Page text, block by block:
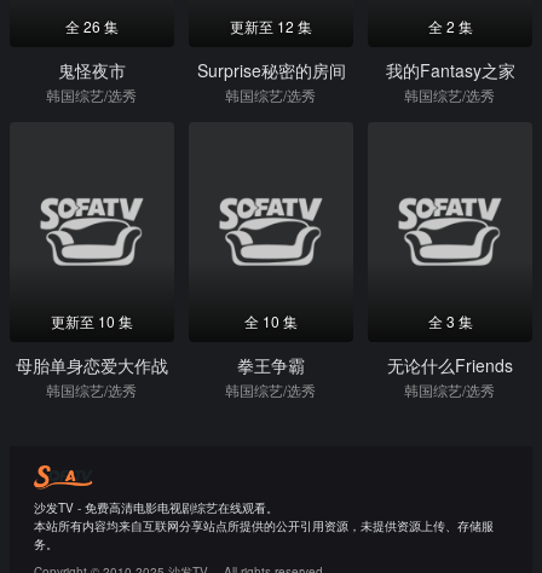
全 26 集
鬼怪夜市
韩国综艺/选秀
更新至 12 集
Surprise秘密的房间
韩国综艺/选秀
全 2 集
我的Fantasy之家
韩国综艺/选秀
更新至 10 集
母胎单身恋爱大作战
韩国综艺/选秀
全 10 集
拳王争霸
韩国综艺/选秀
全 3 集
无论什么Friends
韩国综艺/选秀
沙发TV - 免费高清电影电视剧综艺在线观看。
本站所有内容均来自互联网分享站点所提供的公开引用资源，未提供资源上传、存储服
务。